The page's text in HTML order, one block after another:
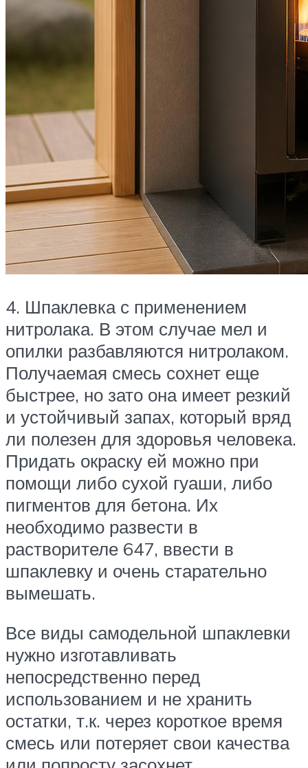
4. Шпаклевка с применением
нитролака. В этом случае мел и
опилки разбавляются нитролаком.
Получаемая смесь сохнет еще
быстрее, но зато она имеет резкий
и устойчивый запах, который вряд
ли полезен для здоровья человека.
Придать окраску ей можно при
помощи либо сухой гуаши, либо
пигментов для бетона. Их
необходимо развести в
растворителе 647, ввести в
шпаклевку и очень старательно
вымешать.
Все виды самодельной шпаклевки
нужно изготавливать
непосредственно перед
использованием и не хранить
остатки, т.к. через короткое время
смесь или потеряет свои качества